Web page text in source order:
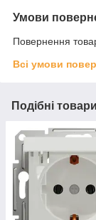
Умови
Повернення
Всі умови
Подібні